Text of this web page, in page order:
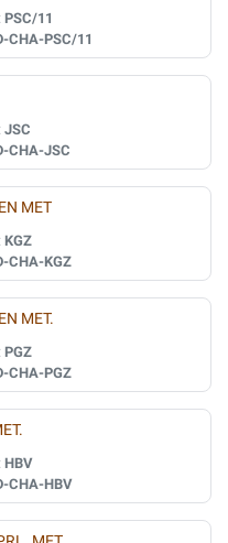
PSC/11
CHA-PSC/11
JSC
CHA-JSC
MET
KGZ
CHA-KGZ
MET.
PGZ
CHA-PGZ
HBV
CHA-HBV